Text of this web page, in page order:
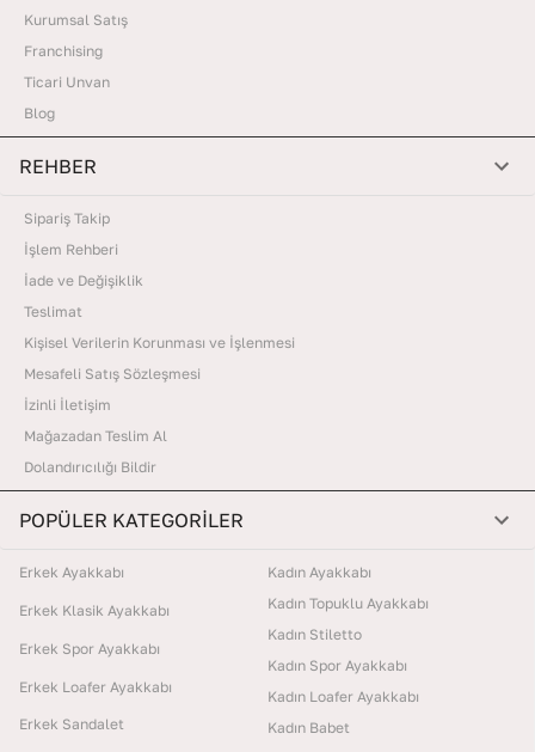
Kurumsal Satış
Franchising
Ticari Unvan
Blog
REHBER
Sipariş Takip
İşlem Rehberi
İade ve Değişiklik
Teslimat
Kişisel Verilerin Korunması ve İşlenmesi
Mesafeli Satış Sözleşmesi
İzinli İletişim
Mağazadan Teslim Al
Dolandırıcılığı Bildir
POPÜLER KATEGORİLER
Erkek Ayakkabı
Erkek Klasik Ayakkabı
Erkek Spor Ayakkabı
Erkek Loafer Ayakkabı
Erkek Sandalet
Kadın Ayakkabı
Kadın Topuklu Ayakkabı
Kadın Stiletto
Kadın Spor Ayakkabı
Kadın Loafer Ayakkabı
Kadın Babet